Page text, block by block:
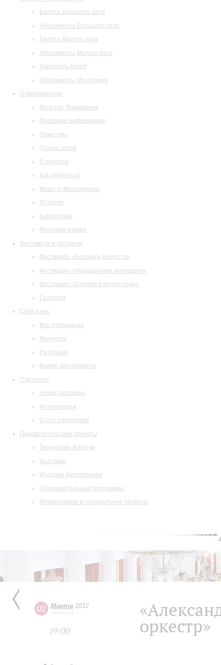
Билеты Большого зала
Абонементы Большого зала
Билеты Малого зала
Абонементы Малого зала
Как купить билет
Абонементы Музитория
О филармонии
Маэстро Темирканов
Правовая информация
Оркестры
Планы залов
Структура
Как добраться
Визит в филармонию
История
Библиотека
Ресторан и кафе
Фестивали и гастроли
Фестиваль «Площадь Искусств»
Фестиваль «Музыкальная коллекция»
Фестиваль «Барокко в белую ночь»
Гастроли
СМИ о нас
Все публикации
Рецензии
Интервью
Время Шостаковича
Партнеры
Наши партнеры
Фотогалерея
Стать партнером
Просветительские проекты
Творческие встречи
Выставки
Издания филармонии
Образовательные программы
Инклюзивные и специальные проекты
02 Марта 2012
пятница
19:00 оркестр»